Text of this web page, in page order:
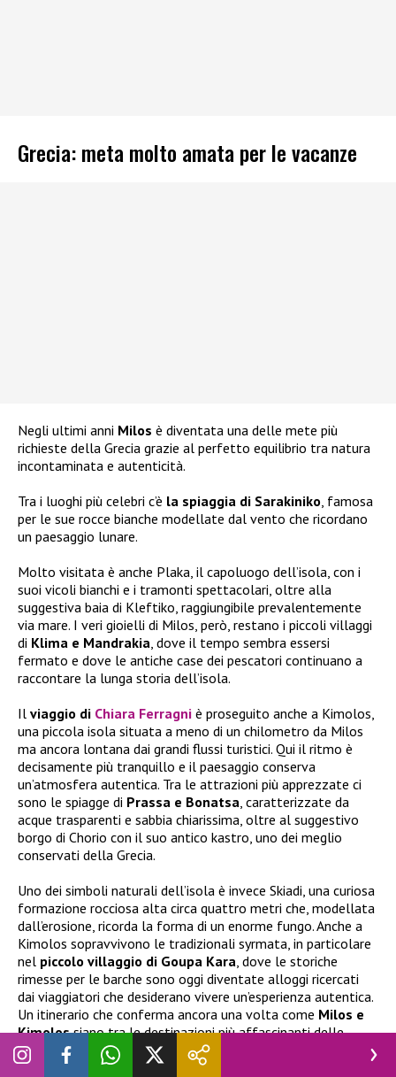
Grecia: meta molto amata per le vacanze
Negli ultimi anni Milos è diventata una delle mete più
richieste della Grecia grazie al perfetto equilibrio tra natura
incontaminata e autenticità.
Tra i luoghi più celebri c’è la spiaggia di Sarakiniko , famosa
per le sue rocce bianche modellate dal vento che ricordano
un paesaggio lunare.
Molto visitata è anche Plaka, il capoluogo dell’isola, con i
suoi vicoli bianchi e i tramonti spettacolari, oltre alla
suggestiva baia di Kleftiko, raggiungibile prevalentemente
via mare. I veri gioielli di Milos, però, restano i piccoli villaggi
di Klima e Mandrakia , dove il tempo sembra essersi
fermato e dove le antiche case dei pescatori continuano a
raccontare la lunga storia dell’isola.
Il viaggio di Chiara Ferragni è proseguito anche a Kimolos,
una piccola isola situata a meno di un chilometro da Milos
ma ancora lontana dai grandi flussi turistici. Qui il ritmo è
decisamente più tranquillo e il paesaggio conserva
un’atmosfera autentica. Tra le attrazioni più apprezzate ci
sono le spiagge di Prassa e Bonatsa , caratterizzate da
acque trasparenti e sabbia chiarissima, oltre al suggestivo
borgo di Chorio con il suo antico kastro, uno dei meglio
conservati della Grecia.
Uno dei simboli naturali dell’isola è invece Skiadi, una curiosa
formazione rocciosa alta circa quattro metri che, modellata
dall’erosione, ricorda la forma di un enorme fungo. Anche a
Kimolos sopravvivono le tradizionali syrmata, in particolare
nel piccolo villaggio di Goupa Kara , dove le storiche
rimesse per le barche sono oggi diventate alloggi ricercati
dai viaggiatori che desiderano vivere un’esperienza autentica.
Un itinerario che conferma ancora una volta come Milos e
Kimolossiano tra le destinazioni più affascinanti delle
Cicladi, capaci di coniugare storia, mare cristallino e
ospitalità di alto livello.